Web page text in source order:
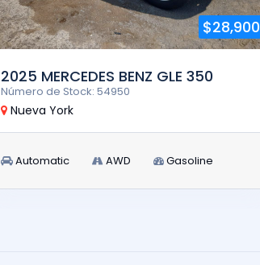
$28,900
2025 MERCEDES BENZ GLE 350
Número de Stock: 54950
Nueva York
Automatic AWD Gasoline